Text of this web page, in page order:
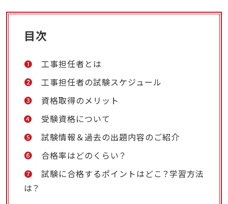
目次
❶ 工事担任者とは
❷ 工事担任者の試験スケジュール
❸ 資格取得のメリット
❹ 受験資格について
❺ 試験情報＆過去の出題内容のご紹介
❻ 合格率はどのくらい？
❼ 試験に合格するポイントはどこ？学習方法
は？